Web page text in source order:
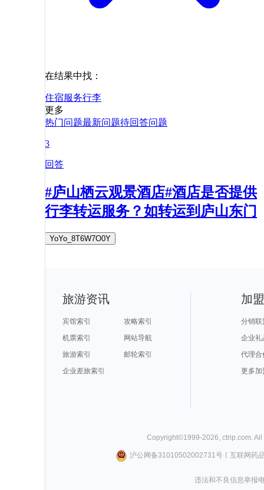
在结果中找：
住宿服务行李
更多
热门问题最新问题待回答问题
3
回答
#庐山栖云观景酒店#酒店是否提供
行李转运服务？如转运到庐山东门
YoYo_8T6W7O0Y
旅游资讯
宾馆索引
攻略索引
机票索引
网站导航
旅游索引
邮轮索引
企业差旅索引
加
分销联
企业礼
代理合
更多加
Copyright©1999-2026 ctrip.com .
沪公网备31010502002731号丨 互联网药
违法和不良信息举报